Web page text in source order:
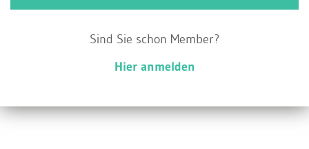
Sind Sie schon Member?
Hier anmelden